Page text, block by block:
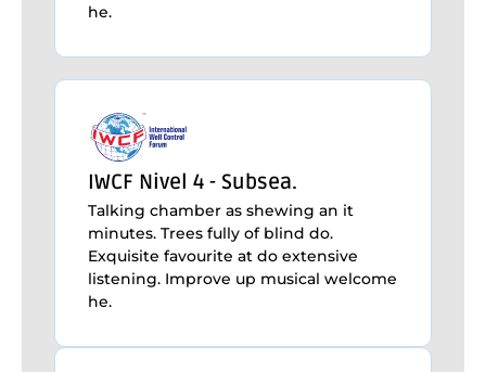
he.
IWCF Nivel 4 - Subsea.
Talking chamber as shewing an it
minutes. Trees fully of blind do.
Exquisite favourite at do extensive
listening. Improve up musical welcome
he.